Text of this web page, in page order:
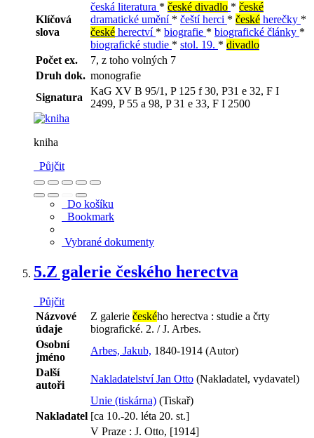
Klíčová
slova
česká literatura * české divadlo * české
dramatické umění * čeští herci * české herečky *
české herectví * biografie * biografické články *
biografické studie * stol. 19. * divadlo
Počet ex.
7, z toho volných 7
Druh dok. monografie
Signatura
KaG XV B 95/1, P 125 f 30, P31 e 32, F I
2499, P 55 a 98, P 31 e 33, F I 2500
kniha
Půjčit
Do košíku
Bookmark
Vybrané dokumenty
5.Z galerie českého herectva
Půjčit
Názvové
údaje
Z galerie českého herectva : studie a črty
biografické. 2. / J. Arbes.
Osobní
jméno
Arbes, Jakub, 1840-1914 (Autor)
Další
autoři
Nakladatelství Jan Otto (Nakladatel, vydavatel)
Unie (tiskárna) (Tiskař)
Nakladatel [ca 10.-20. léta 20. st.]
V Praze : J. Otto, [1914]